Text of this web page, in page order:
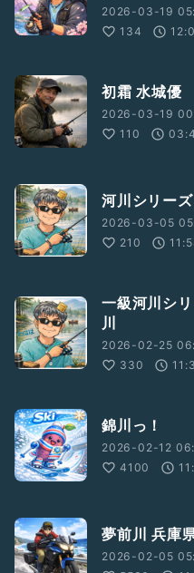
2026-03-19
134
初霜 水城優
2026-03-19
110
河川シリー
2026-03-05
210
一級河川シ
川
2026-02-25
330
錦川っ！
2026-02-12
4100
夢前川 兵庫
2026-02-05